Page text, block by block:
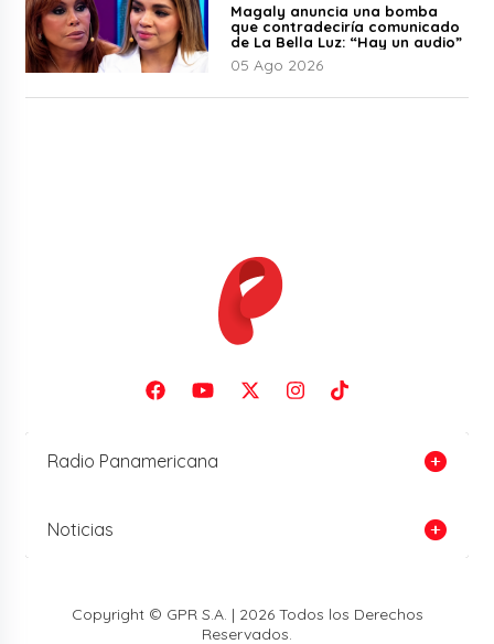
Magaly anuncia una bomba
que contradeciría comunicado
de La Bella Luz: “Hay un audio”
05 Ago 2026
Radio Panamericana
Noticias
Copyright © GPR S.A. | 2026 Todos los Derechos
Reservados.